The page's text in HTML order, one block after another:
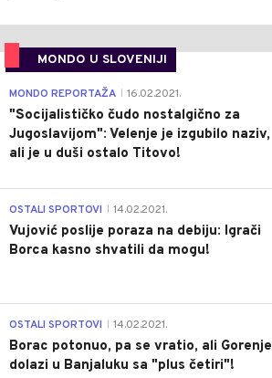
MONDO U SLOVENIJI
MONDO REPORTAŽA 16.02.2021.
"Socijalističko čudo nostalgično za
Jugoslavijom": Velenje je izgubilo naziv,
ali je u duši ostalo Titovo!
OSTALI SPORTOVI 14.02.2021.
Vujović poslije poraza na debiju: Igrači
Borca kasno shvatili da mogu!
OSTALI SPORTOVI 14.02.2021.
Borac potonuo, pa se vratio, ali Gorenje
dolazi u Banjaluku sa "plus četiri"!